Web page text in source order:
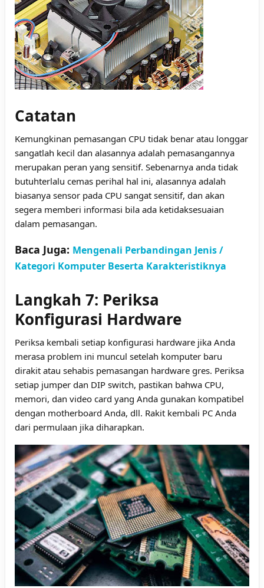
Catatan
Kemungkinan pemasangan CPU tidak benar atau longgar
sangatlah kecil dan alasannya adalah pemasangannya
merupakan peran yang sensitif. Sebenarnya anda tidak
butuhterlalu cemas perihal hal ini, alasannya adalah
biasanya sensor pada CPU sangat sensitif, dan akan
segera memberi informasi bila ada ketidaksesuaian
dalam pemasangan.
Baca Juga: Mengenali Perbandingan Jenis /
Kategori Komputer Beserta Karakteristiknya
Langkah 7: Periksa
Konfigurasi Hardware
Periksa kembali setiap konfigurasi hardware jika Anda
merasa problem ini muncul setelah komputer baru
dirakit atau sehabis pemasangan hardware gres. Periksa
setiap jumper dan DIP switch, pastikan bahwa CPU,
memori, dan video card yang Anda gunakan kompatibel
dengan motherboard Anda, dll. Rakit kembali PC Anda
dari permulaan jika diharapkan.